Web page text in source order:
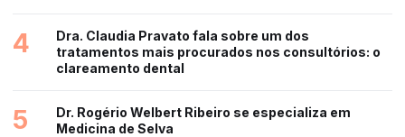
4
Dra. Claudia Pravato fala sobre um dos
tratamentos mais procurados nos consultórios: o
clareamento dental
5
Dr. Rogério Welbert Ribeiro se especializa em
Medicina de Selva